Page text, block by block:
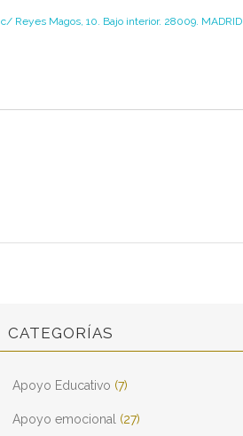
c/ Reyes Magos, 10. Bajo interior. 28009. MADRID
CATEGORÍAS
Apoyo Educativo (7)
Apoyo emocional (27)